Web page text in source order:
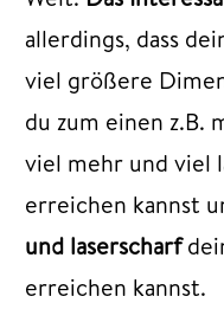
allerdings, dass
viel größere
du zum einen z.B.
viel mehr und viel
erreichen kannst
und laserscharf
erreichen kannst.